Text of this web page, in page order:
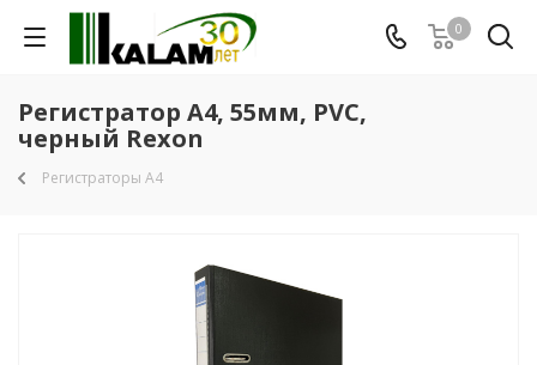
0
Регистратор A4, 55мм, PVC,
черный Rexon
Регистраторы А4